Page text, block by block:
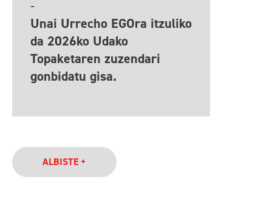
-
Unai Urrecho EGOra itzuliko
da 2026ko Udako
Topaketaren zuzendari
gonbidatu gisa.
ALBISTE +